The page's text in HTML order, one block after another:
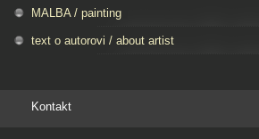
MALBA / painting
text o autorovi / about artist
Kontakt